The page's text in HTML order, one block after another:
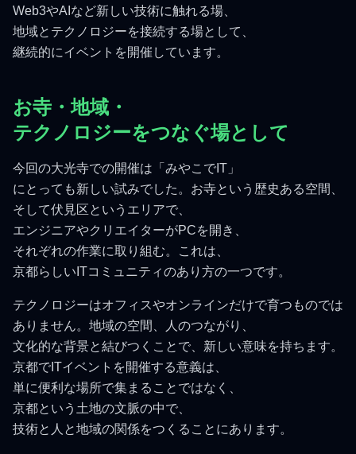
Web3やAIなど新しい技術に触れる場、
地域とテクノロジーを接続する場として、
継続的にイベントを開催しています。
お寺・地域・
テクノロジーをつなぐ場として
今回の大光寺での開催は「みやこでIT」
にとっても新しい試みでした。お寺という歴史ある空間、
そして伏見区というエリアで、
エンジニアやクリエイターがPCを開き、
それぞれの作業に取り組む。これは、
京都らしいITコミュニティのあり方の一つです。
テクノロジーはオフィスやオンラインだけで育つものでは
ありません。地域の空間、人のつながり、
文化的な背景と結びつくことで、新しい意味を持ちます。
京都でITイベントを開催する意義は、
単に便利な場所で集まることではなく、
京都という土地の文脈の中で、
技術と人と地域の関係をつくることにあります。